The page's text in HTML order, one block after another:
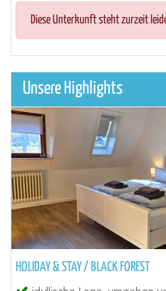
Diese Unterkunft steht zurzeit
Unsere Highlights
HOLIDAY & STAY / BLACK FOREST